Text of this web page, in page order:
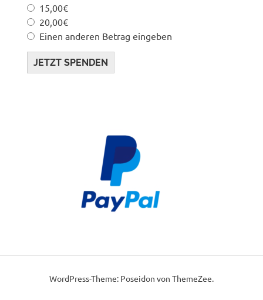
15,00€
20,00€
Einen anderen Betrag eingeben
JETZT SPENDEN
WordPress-Theme: Poseidon von ThemeZee.